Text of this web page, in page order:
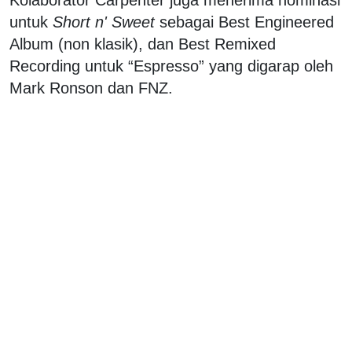
untuk Short n' Sweetsebagai Best Engineered
Album (non klasik), dan Best Remixed
Recording untuk “Espresso” yang digarap oleh
Mark Ronson dan FNZ.